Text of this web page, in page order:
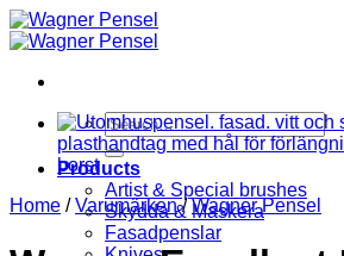
Skip
to
Search
for:
Products
Artist & Special brushes
Skydda & Maskera
Fasadpenslar
Home / Varumärken / Wagner Pensel